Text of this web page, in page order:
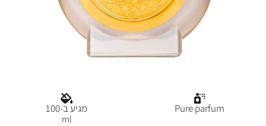
Pure parfum מגיע ב-100
ml